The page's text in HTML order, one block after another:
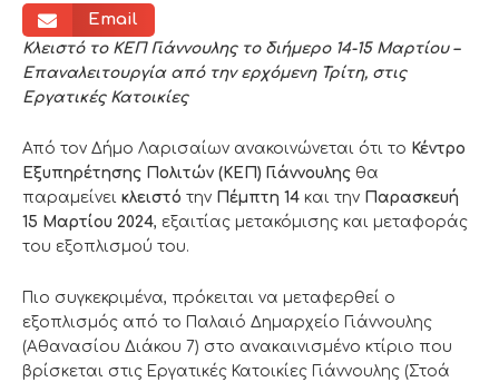
Email
Κλειστό το ΚΕΠ Γιάννουλης το διήμερο 14-15 Μαρτίου –
Επαναλειτουργία από την ερχόμενη Τρίτη, στις
Εργατικές Κατοικίες
Από τον Δήμο Λαρισαίων ανακοινώνεται ότι το Κέντρο
Εξυπηρέτησης Πολιτών (ΚΕΠ) Γιάννουλης θα
παραμείνει κλειστό την Πέμπτη 14 και την Παρασκευή
15 Μαρτίου 2024, εξαιτίας μετακόμισης και μεταφοράς
του εξοπλισμού του.
Πιο συγκεκριμένα, πρόκειται να μεταφερθεί ο
εξοπλισμός από το Παλαιό Δημαρχείο Γιάννουλης
(Αθανασίου Διάκου 7) στο ανακαινισμένο κτίριο που
βρίσκεται στις Εργατικές Κατοικίες Γιάννουλης (Στοά